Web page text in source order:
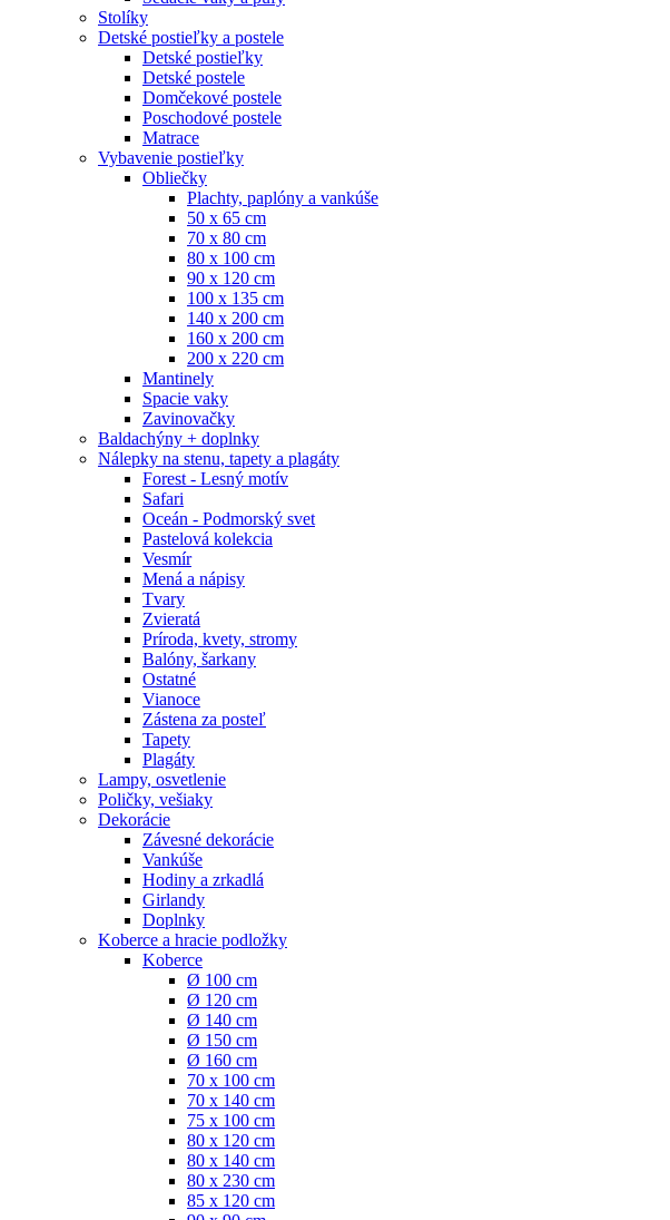
Stolíky
Detské postieľky a postele
Detské postieľky
Detské postele
Domčekové postele
Poschodové postele
Matrace
Vybavenie postieľky
Obliečky
Plachty, paplóny a vankúše
50 x 65 cm
70 x 80 cm
80 x 100 cm
90 x 120 cm
100 x 135 cm
140 x 200 cm
160 x 200 cm
200 x 220 cm
Mantinely
Spacie vaky
Zavinovačky
Baldachýny + doplnky
Nálepky na stenu, tapety a plagáty
Forest - Lesný motív
Safari
Oceán - Podmorský svet
Pastelová kolekcia
Vesmír
Mená a nápisy
Tvary
Zvieratá
Príroda, kvety, stromy
Balóny, šarkany
Ostatné
Vianoce
Zástena za posteľ
Tapety
Plagáty
Lampy, osvetlenie
Poličky, vešiaky
Dekorácie
Závesné dekorácie
Vankúše
Hodiny a zrkadlá
Girlandy
Doplnky
Koberce a hracie podložky
Koberce
Ø 100 cm
Ø 120 cm
Ø 140 cm
Ø 150 cm
Ø 160 cm
70 x 100 cm
70 x 140 cm
75 x 100 cm
80 x 120 cm
80 x 140 cm
80 x 230 cm
85 x 120 cm